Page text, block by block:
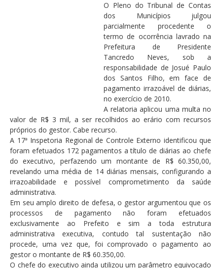
O Pleno do Tribunal de Contas
dos Municípios julgou
parcialmente procedente o
termo de ocorrência lavrado na
Prefeitura de Presidente
Tancredo Neves, sob a
responsabilidade de Josué Paulo
dos Santos Filho, em face de
pagamento irrazoável de diárias,
no exercício de 2010.
A relatoria aplicou uma multa no
valor de R$ 3 mil, a ser recolhidos ao erário com recursos
próprios do gestor. Cabe recurso.
A 17ª Inspetoria Regional de Controle Externo identificou que
foram efetuados 172 pagamentos a título de diárias ao chefe
do executivo, perfazendo um montante de R$ 60.350,00,
revelando uma média de 14 diárias mensais, configurando a
irrazoabilidade e possível comprometimento da saúde
administrativa.
Em seu amplo direito de defesa, o gestor argumentou que os
processos de pagamento não foram efetuados
exclusivamente ao Prefeito e sim a toda estrutura
administrativa executiva, contudo tal sustentação não
procede, uma vez que, foi comprovado o pagamento ao
gestor o montante de R$ 60.350,00.
O chefe do executivo ainda utilizou um parâmetro equivocado